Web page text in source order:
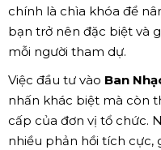
chính là chìa khóa để
bạn trở nên đặc biệt và
mỗi người tham dự.
Việc đầu tư vào Ban
nhấn khác biệt mà còn
cấp của đơn vị tổ chức.
nhiều phản hồi tích cực,